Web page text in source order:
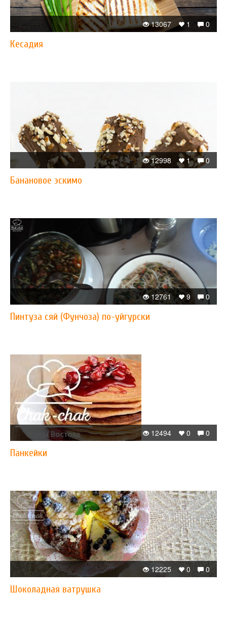
0
1
13067
Кесадия
0
1
12998
Банановое эскимо
0
9
12761
Пинтуза сяй (Фунчоза) по-уйгурски
0
0
12494
Панкейки
0
0
12225
Шоколадная ватрушка